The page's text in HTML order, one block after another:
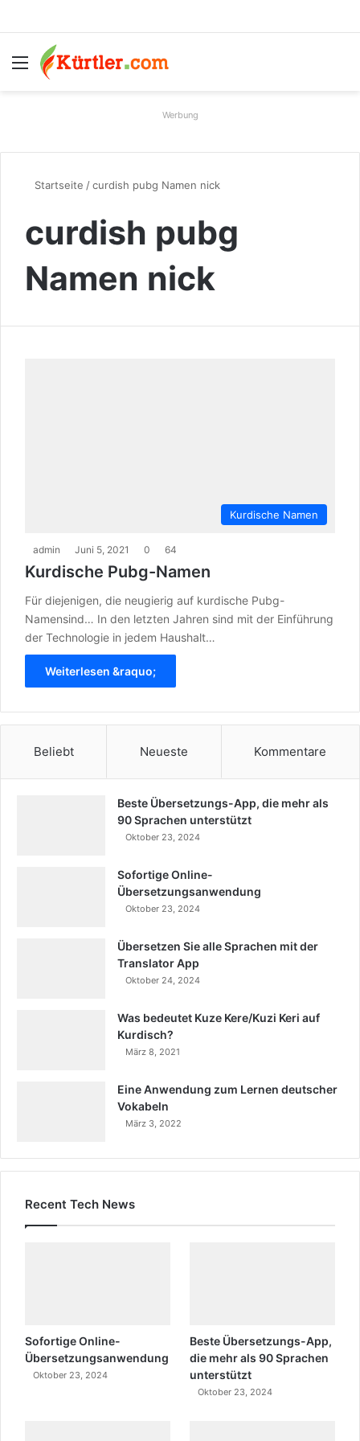
Menü
Werbung
Startseite /curdish pubg Namen nick
curdish pubg
Namen nick
Kurdische Namen
admin Juni 5, 2021 0 64
Kurdische Pubg-Namen
Für diejenigen, die neugierig auf kurdische Pubg-
Namensind… In den letzten Jahren sind mit der Einführung
der Technologie in jedem Haushalt…
Weiterlesen &raquo;
Beliebt Neueste Kommentare
Beste Übersetzungs-App, die mehr als
90 Sprachen unterstützt
Oktober 23, 2024
Sofortige Online-
Übersetzungsanwendung
Oktober 23, 2024
Übersetzen Sie alle Sprachen mit der
Translator App
Oktober 24, 2024
Was bedeutet Kuze Kere/Kuzi Keri auf
Kurdisch?
März 8, 2021
Eine Anwendung zum Lernen deutscher
Vokabeln
März 3, 2022
Recent Tech News
Sofortige Online-
Übersetzungsanwendung
Oktober 23, 2024
Beste Übersetzungs-App,
die mehr als 90 Sprachen
unterstützt
Oktober 23, 2024